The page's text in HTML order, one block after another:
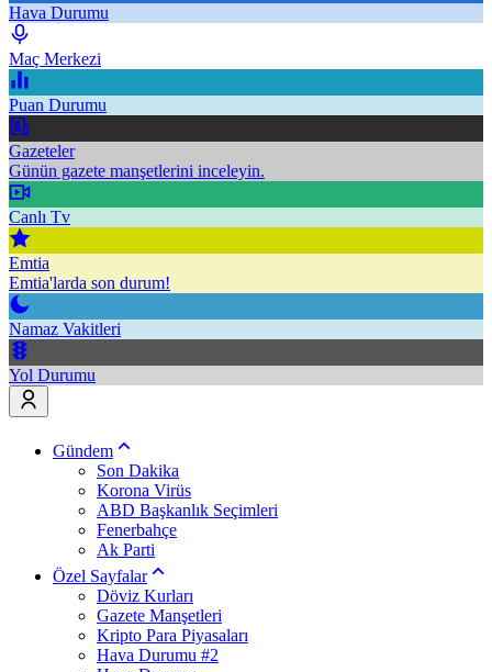
Hava Durumu
Maç Merkezi
Puan Durumu
Gazeteler
Günün gazete manşetlerini inceleyin.
Canlı Tv
Emtia
Emtia'larda son durum!
Namaz Vakitleri
Yol Durumu
Gündem
Son Dakika
Korona Virüs
ABD Başkanlık Seçimleri
Fenerbahçe
Ak Parti
Özel Sayfalar
Döviz Kurları
Gazete Manşetleri
Kripto Para Piyasaları
Hava Durumu #2